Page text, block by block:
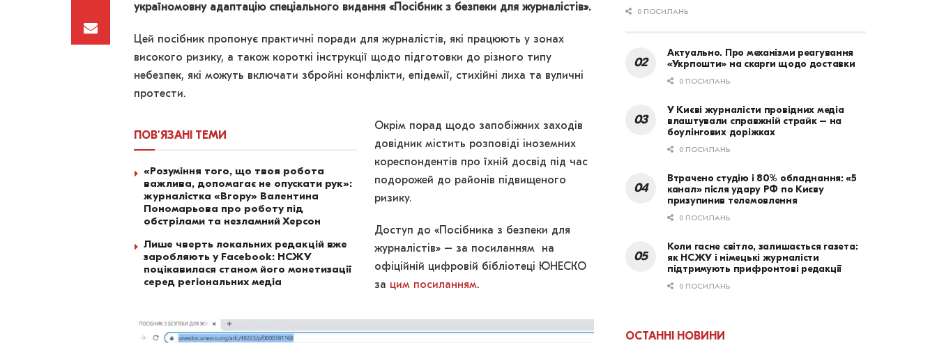
україномовну адаптацію спеціального видання «Посібник з безпеки для журналістів».
Цей посібник пропонує практичні поради для журналістів, які працюють у зонах
високого ризику, а також короткі інструкції щодо підготовки до різного типу
небезпек, які можуть включати збройні конфлікти, епідемії, стихійні лиха та вуличні
протести.
ПОВ'ЯЗАНІ ТЕМИ
«Розуміння того, що твоя робота
важлива, допомагає не опускати рук»:
журналістка «Вгору» Валентина
Пономарьова про роботу під
обстрілами та незламний Херсон
Лише чверть локальних редакцій вже
заробляють у Facebook: НСЖУ
поцікавилася станом його монетизації
серед регіональних медіа
Окрім порад щодо запобіжних заходів
довідник містить розповіді іноземних
кореспондентів про їхній досвід під час
подорожей до районів підвищеного
ризику.
Доступ до «Посібника з безпеки для
журналістів» – за посиланням на
офіційній цифровій бібліотеці ЮНЕСКО
за цим посиланням.
0 ПОСИЛАНЬ
Актуально. Про механізми реагування
«Укрпошти» на скарги щодо доставки
0 ПОСИЛАНЬ
У Києві журналісти провідних медіа
влаштували справжній страйк – на
боулінгових доріжках
0 ПОСИЛАНЬ
Втрачено студію і 80% обладнання: «5
канал» після удару РФ по Києву
призупинив телемовлення
0 ПОСИЛАНЬ
Коли гасне світло, залишається газета:
як НСЖУ і німецькі журналісти
підтримують прифронтові редакції
0 ПОСИЛАНЬ
ОСТАННІ НОВИНИ